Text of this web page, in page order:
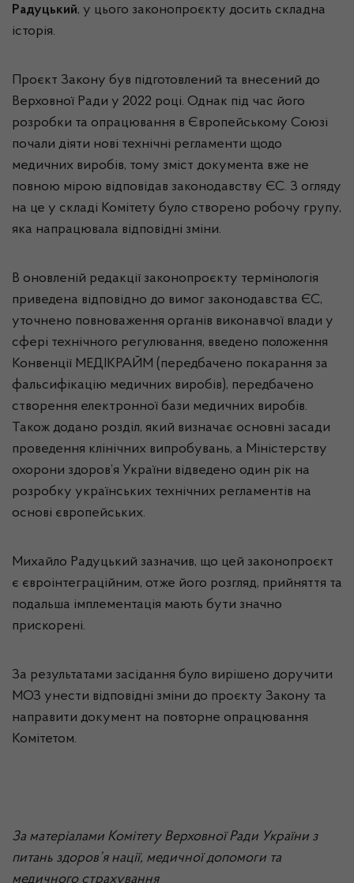
Радуцький, у цього законопроєкту досить складна
історія.
Проєкт Закону був підготовлений та внесений до
Верховної Ради у 2022 році. Однак під час його
розробки та опрацювання в Європейському Союзі
почали діяти нові технічні регламенти щодо
медичних виробів, тому зміст документа вже не
повною мірою відповідав законодавству ЄС. З огляду
на це у складі Комітету було створено робочу групу,
яка напрацювала відповідні зміни.
В оновленій редакції законопроєкту термінологія
приведена відповідно до вимог законодавства ЄС,
уточнено повноваження органів виконавчої влади у
сфері технічного регулювання, введено положення
Конвенції МЕДІКРАЙМ (передбачено покарання за
фальсифікацію медичних виробів), передбачено
створення електронної бази медичних виробів.
Також додано розділ, який визначає основні засади
проведення клінічних випробувань, а Міністерству
охорони здоров’я України відведено один рік на
розробку українських технічних регламентів на
основі європейських.
Михайло Радуцький зазначив, що цей законопроєкт
є євроінтеграційним, отже його розгляд, прийняття та
подальша імплементація мають бути значно
прискорені.
За результатами засідання було вирішено доручити
МОЗ унести відповідні зміни до проєкту Закону та
направити документ на повторне опрацювання
Комітетом.
За матеріалами Комітету Верховної Ради України з
питань здоров’я нації, медичної допомоги та
медичного страхування